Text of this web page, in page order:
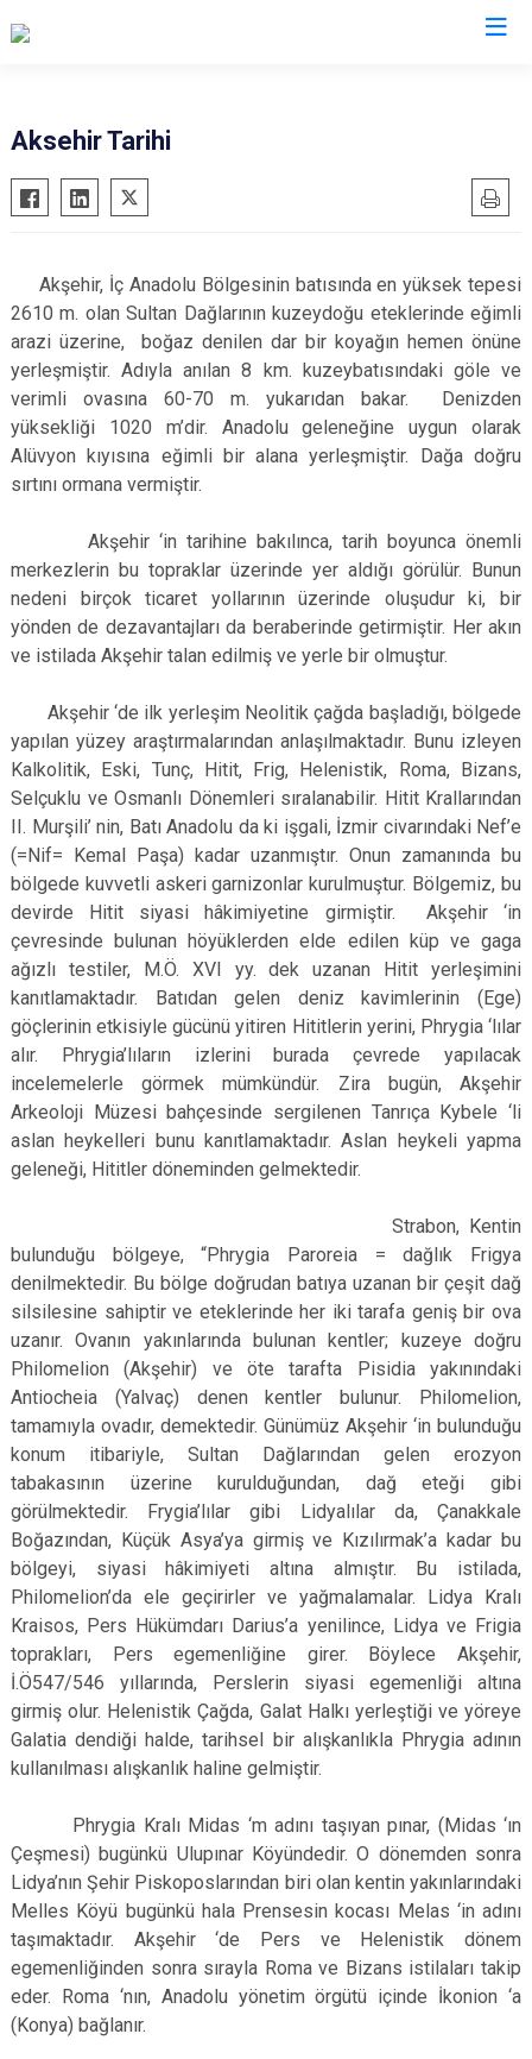
Ahırlı
Akören
Altınekin
Beyşehir
Bozkır
Çeltik
Cihanbeyli
Çumra
Derebucak
Güneysınır
Hadim
Halkapınar
Hüyük
Ilgın
Kadınhanı
Karatay
Selçuklu
Seydişehir
Taşkent
Tuzlukçu
Yalıhüyük
Aksehir Tarihi
Akşehir, İç Anadolu Bölgesinin batısında en yüksek tepesi
2610 m. olan Sultan Dağlarının kuzeydoğu eteklerinde eğimli
arazi üzerine, boğaz denilen dar bir koyağın hemen önüne
yerleşmiştir. Adıyla anılan 8 km. kuzeybatısındaki göle ve
verimli ovasına 60-70 m. yukarıdan bakar. Denizden
yüksekliği 1020 m’dir. Anadolu geleneğine uygun olarak
Alüvyon kıyısına eğimli bir alana yerleşmiştir. Dağa doğru
sırtını ormana vermiştir.
Akşehir ‘in tarihine bakılınca, tarih boyunca önemli
merkezlerin bu topraklar üzerinde yer aldığı görülür. Bunun
nedeni birçok ticaret yollarının üzerinde oluşudur ki, bir
yönden de dezavantajları da beraberinde getirmiştir. Her akın
ve istilada Akşehir talan edilmiş ve yerle bir olmuştur.
Akşehir ‘de ilk yerleşim Neolitik çağda başladığı, bölgede
yapılan yüzey araştırmalarından anlaşılmaktadır. Bunu izleyen
Kalkolitik, Eski, Tunç, Hitit, Frig, Helenistik, Roma, Bizans,
Selçuklu ve Osmanlı Dönemleri sıralanabilir. Hitit Krallarından
II. Murşili’ nin, Batı Anadolu da ki işgali, İzmir civarındaki Nef’e
(=Nif= Kemal Paşa) kadar uzanmıştır. Onun zamanında bu
bölgede kuvvetli askeri garnizonlar kurulmuştur. Bölgemiz, bu
devirde Hitit siyasi hâkimiyetine girmiştir. Akşehir ‘in
çevresinde bulunan höyüklerden elde edilen küp ve gaga
ağızlı testiler, M.Ö. XVI yy. dek uzanan Hitit yerleşimini
kanıtlamaktadır. Batıdan gelen deniz kavimlerinin (Ege)
göçlerinin etkisiyle gücünü yitiren Hititlerin yerini, Phrygia ‘lılar
alır. Phrygia’lıların izlerini burada çevrede yapılacak
incelemelerle görmek mümkündür. Zira bugün, Akşehir
Arkeoloji Müzesi bahçesinde sergilenen Tanrıça Kybele ‘li
aslan heykelleri bunu kanıtlamaktadır. Aslan heykeli yapma
geleneği, Hititler döneminden gelmektedir.
Strabon, Kentin
bulunduğu bölgeye, “Phrygia Paroreia = dağlık Frigya
denilmektedir. Bu bölge doğrudan batıya uzanan bir çeşit dağ
silsilesine sahiptir ve eteklerinde her iki tarafa geniş bir ova
uzanır. Ovanın yakınlarında bulunan kentler; kuzeye doğru
Philomelion (Akşehir) ve öte tarafta Pisidia yakınındaki
Antiocheia (Yalvaç) denen kentler bulunur. Philomelion,
tamamıyla ovadır, demektedir. Günümüz Akşehir ‘in bulunduğu
konum itibariyle, Sultan Dağlarından gelen erozyon
tabakasının üzerine kurulduğundan, dağ eteği gibi
görülmektedir. Frygia’lılar gibi Lidyalılar da, Çanakkale
Boğazından, Küçük Asya’ya girmiş ve Kızılırmak’a kadar bu
bölgeyi, siyasi hâkimiyeti altına almıştır. Bu istilada,
Philomelion’da ele geçirirler ve yağmalamalar. Lidya Kralı
Kraisos, Pers Hükümdarı Darius’a yenilince, Lidya ve Frigia
toprakları, Pers egemenliğine girer. Böylece Akşehir,
İ.Ö547/546 yıllarında, Perslerin siyasi egemenliği altına
girmiş olur. Helenistik Çağda, Galat Halkı yerleştiği ve yöreye
Galatia dendiği halde, tarihsel bir alışkanlıkla Phrygia adının
kullanılması alışkanlık haline gelmiştir.
Phrygia Kralı Midas ‘m adını taşıyan pınar, (Midas ‘ın
Çeşmesi) bugünkü Ulupınar Köyündedir. O dönemden sonra
Lidya’nın Şehir Piskoposlarından biri olan kentin yakınlarındaki
Melles Köyü bugünkü hala Prensesin kocası Melas ‘in adını
taşımaktadır. Akşehir ‘de Pers ve Helenistik dönem
egemenliğinden sonra sırayla Roma ve Bizans istilaları takip
eder. Roma ‘nın, Anadolu yönetim örgütü içinde İkonion ‘a
(Konya) bağlanır.